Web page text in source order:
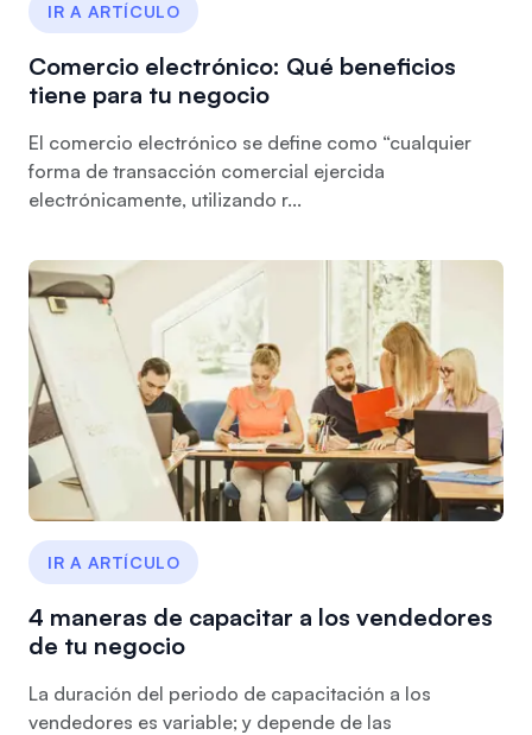
IR A ARTÍCULO
Comercio electrónico: Qué beneficios
tiene para tu negocio
El comercio electrónico se define como “cualquier
forma de transacción comercial ejercida
electrónicamente, utilizando r...
IR A ARTÍCULO
4 maneras de capacitar a los vendedores
de tu negocio
La duración del periodo de capacitación a los
vendedores es variable; y depende de las